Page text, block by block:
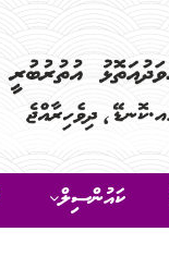
ކައުންސިލް